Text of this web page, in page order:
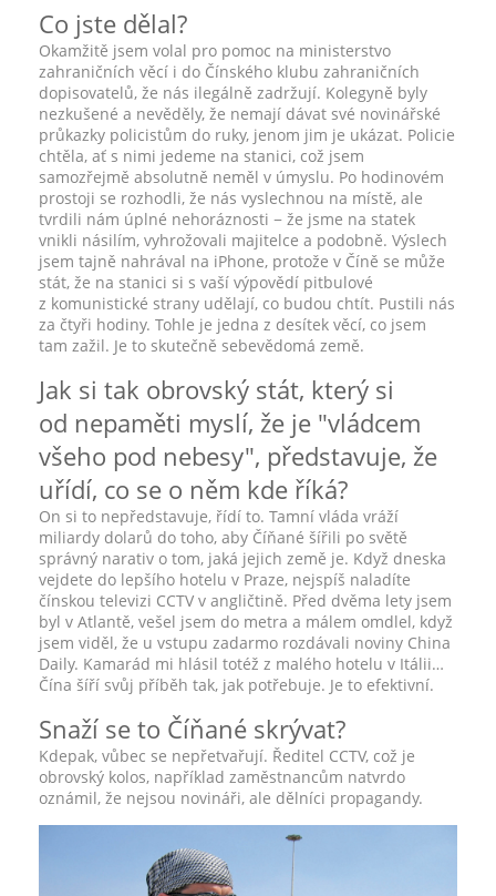
Co jste dělal?
Okamžitě jsem volal pro pomoc na ministerstvo
zahraničních věcí i do Čínského klubu zahraničních
dopisovatelů, že nás ilegálně zadržují. Kolegyně byly
nezkušené a nevěděly, že nemají dávat své novinářské
průkazky policistům do ruky, jenom jim je ukázat. Policie
chtěla, ať s nimi jedeme na stanici, což jsem
samozřejmě absolutně neměl v úmyslu. Po hodinovém
prostoji se rozhodli, že nás vyslechnou na místě, ale
tvrdili nám úplné nehoráznosti − že jsme na statek
vnikli násilím, vyhrožovali majitelce a podobně. Výslech
jsem tajně nahrával na iPhone, protože v Číně se může
stát, že na stanici si s vaší výpovědí pitbulové
z komunistické strany udělají, co budou chtít. Pustili nás
za čtyři hodiny. Tohle je jedna z desítek věcí, co jsem
tam zažil. Je to skutečně sebevědomá země.
Jak si tak obrovský stát, který si
od nepaměti myslí, že je "vládcem
všeho pod nebesy", představuje, že
uřídí, co se o něm kde říká?
On si to nepředstavuje, řídí to. Tamní vláda vráží
miliardy dolarů do toho, aby Číňané šířili po světě
správný narativ o tom, jaká jejich země je. Když dneska
vejdete do lepšího hotelu v Praze, nejspíš naladíte
čínskou televizi CCTV v angličtině. Před dvěma lety jsem
byl v Atlantě, vešel jsem do metra a málem omdlel, když
jsem viděl, že u vstupu zadarmo rozdávali noviny China
Daily. Kamarád mi hlásil totéž z malého hotelu v Itálii…
Čína šíří svůj příběh tak, jak potřebuje. Je to efektivní.
Snaží se to Číňané skrývat?
Kdepak, vůbec se nepřetvařují. Ředitel CCTV, což je
obrovský kolos, například zaměstnancům natvrdo
oznámil, že nejsou novináři, ale dělníci propagandy.